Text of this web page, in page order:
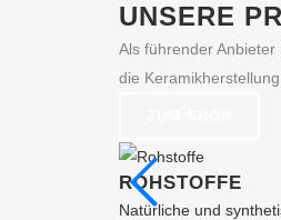
können
auf
werden
UNSERE
Als führender
die
ROHSTOFFE
Natürliche und